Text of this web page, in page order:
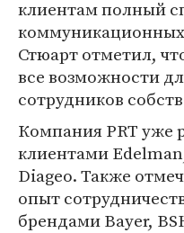
клиентам полный
коммуникационных
Стюарт отметил,
все возможности
сотрудников
Компания PRT уже
клиентами
Diageo. Также
опыт
брендами Bayer,